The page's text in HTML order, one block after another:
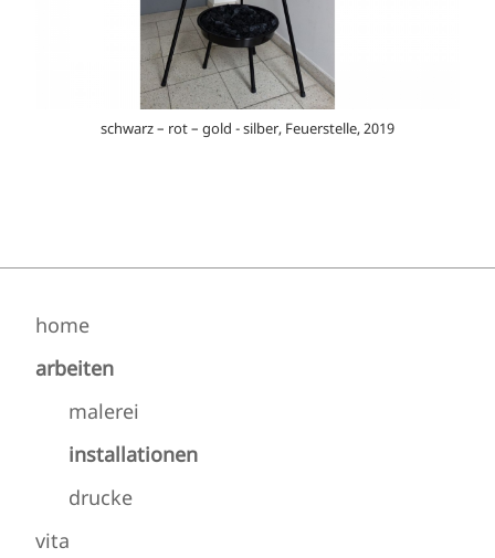
home
arbeiten
malerei
installationen
drucke
vita
schwarz – rot – gold - silber, Feuerstelle, 2019